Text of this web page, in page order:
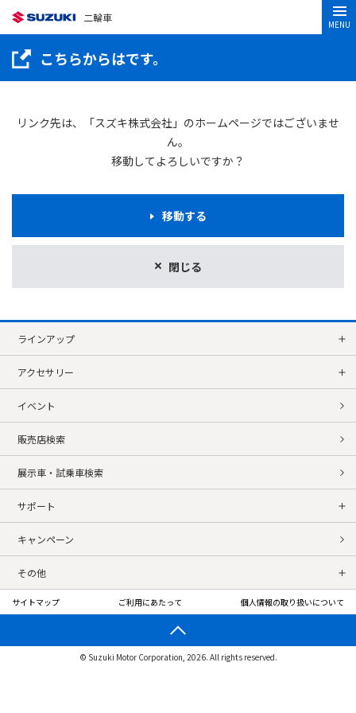
二輪車
MENU
こちらからはです。
リンク先は、「スズキ株式会社」のホームページではございませ
ん。
移動してよろしいですか？
閉じる
移動する
ラインアップ
アクセサリー
イベント
販売店検索
展示車・試乗車検索
サポート
キャンペーン
その他
サイトマップ ご利用にあたって 個人情報の取り扱いについて
© Suzuki Motor Corporation, 2026. All rights reserved.